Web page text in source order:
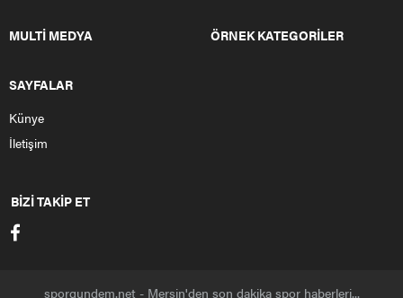
MULTİ MEDYA ÖRNEK KATEGORİLER
SAYFALAR
Künye
İletişim
BİZİ TAKİP ET
sporgundem.net - Mersin'den son dakika spor haberleri...